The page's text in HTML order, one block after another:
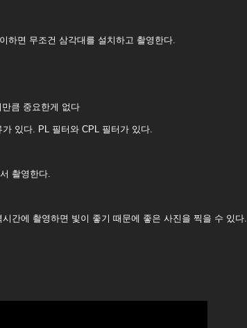
하면 무조건 삼각대를 설치하고 촬영한다.
큼 중요한게 없다
있다. PL 필터와 CPL 필터가 있다.
촬영한다.
간에 촬영하면 빛이 좋기 때문에 좋은 사진을 찍을 수 있다.